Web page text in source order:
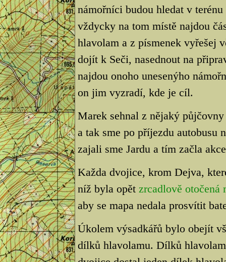
námořníci budou hledat v
vždycky na tom místě najdou
hlavolam a z písmenek vyřešej
dojít k Seči, nasednout na
najdou onoho unesenýho
on jim vyzradí, kde je cíl.
Marek sehnal z nějaký
a tak sme po příjezdu
zajali sme Jardu a tím začla
Každa dvojice, krom Dejva,
níž byla opět zrcadlově otočená
aby se mapa nedala prosvítit
Úkolem výsadkářů bylo obejít
dílků hlavolamu. Dílků